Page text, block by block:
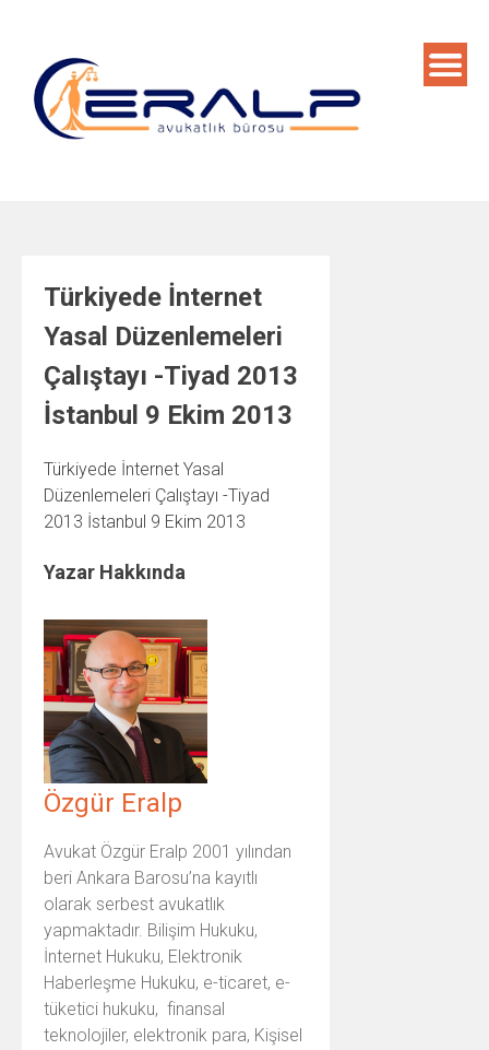
content
Türkiyede İnternet
Yasal Düzenlemeleri
Çalıştayı -Tiyad 2013
İstanbul 9 Ekim 2013
Türkiyede İnternet Yasal
Düzenlemeleri Çalıştayı -Tiyad
2013 İstanbul 9 Ekim 2013
Yazar Hakkında
Özgür Eralp
Avukat Özgür Eralp 2001 yılından
beri Ankara Barosu’na kayıtlı
olarak serbest avukatlık
yapmaktadır. Bilişim Hukuku,
İnternet Hukuku, Elektronik
Haberleşme Hukuku, e-ticaret, e-
tüketici hukuku, finansal
teknolojiler, elektronik para, Kişisel